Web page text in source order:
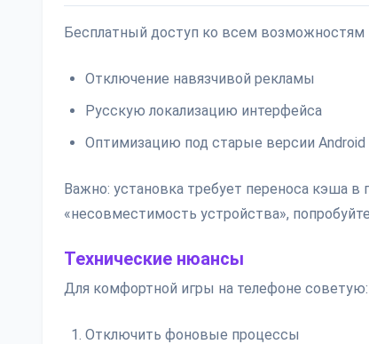
Бесплатный доступ ко всем
Отключение навязчивой рекламы
Русскую локализацию интерфейса
Оптимизацию под старые версии Android
Важно: установка требует переноса кэша
«несовместимость устройства»,
Технические нюансы
Для комфортной игры на телефоне советую:
Отключить фоновые процессы